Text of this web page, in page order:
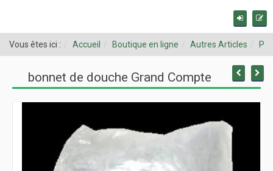
Vous êtes ici : Accueil Boutique en ligne Autres Articles
bonnet de douche Grand Compte